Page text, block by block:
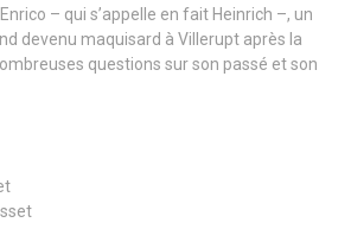
– qui s’appelle en fait Heinrich –, un
devenu maquisard à Villerupt après la
questions sur son passé et son